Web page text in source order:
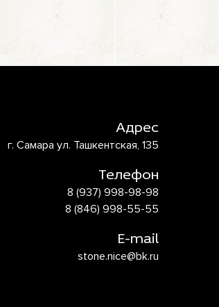
Адрес
г. Самара ул. Ташкентская, 135
Телефон
8 (937) 998-98-98
8 (846) 998-55-55
E-mail
stone.nice@bk.ru